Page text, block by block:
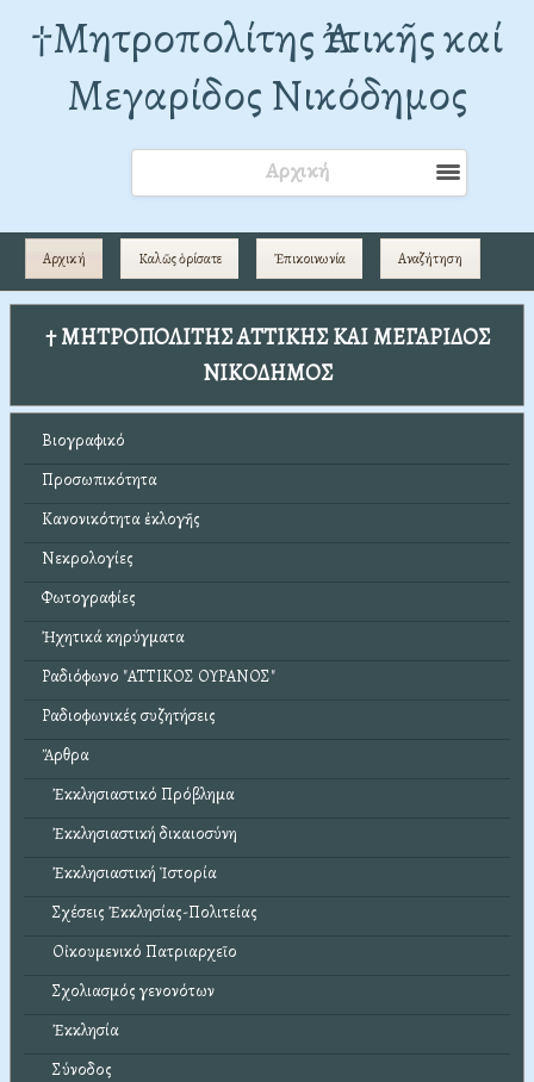
†Mητροπολίτης Ἀττικῆς καί
Μεγαρίδος Νικόδημος
Αρχική
Αρχική Καλῶς ὁρίσατε Ἐπικοινωνία Αναζήτηση
† ΜΗΤΡΟΠΟΛΙΤΗΣ ΑΤΤΙΚΗΣ ΚΑΙ ΜΕΓΑΡΙΔΟΣ
ΝΙΚΟΔΗΜΟΣ
Βιογραφικό
Προσωπικότητα
Κανονικότητα ἐκλογῆς
Νεκρολογίες
Φωτογραφίες
Ἠχητικά κηρύγματα
Ραδιόφωνο "ΑΤΤΙΚΟΣ ΟΥΡΑΝΟΣ"
Ραδιοφωνικές συζητήσεις
Ἄρθρα
Ἐκκλησιαστικό Πρόβλημα
Ἐκκλησιαστική δικαιοσύνη
Ἐκκλησιαστική Ἱστορία
Σχέσεις Ἐκκλησίας-Πολιτείας
Οἰκουμενικό Πατριαρχεῖο
Σχολιασμός γενονότων
Ἐκκλησία
Σύνοδος